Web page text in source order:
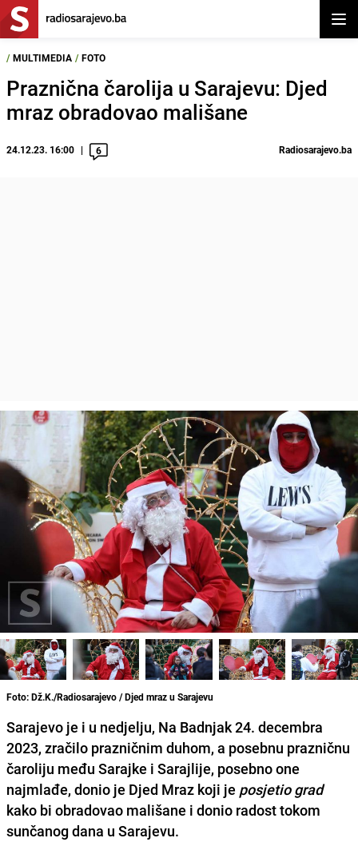
/ MULTIMEDIA / FOTO
Praznična čarolija u Sarajevu: Djed
mraz obradovao mališane
24.12.23. 16:00 6 Radiosarajevo.ba
Foto: Dž.K./Radiosarajevo / Djed mraz u Sarajevu
Sarajevo je i u nedjelju, Na Badnjak 24. decembra
2023, zračilo prazničnim duhom, a posebnu prazničnu
čaroliju među Sarajke i Sarajlije, posebno one
najmlađe, donio je Djed Mraz koji je posjetio grad
kako bi obradovao mališane i donio radost tokom
sunčanog dana u Sarajevu.